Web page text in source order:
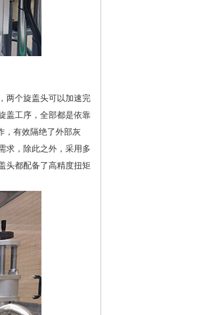
两个旋盖头可以加速完
盖工序，全部都是依靠
，有效隔绝了外部灰
求，除此之外，采用多
头都配备了高精度扭矩